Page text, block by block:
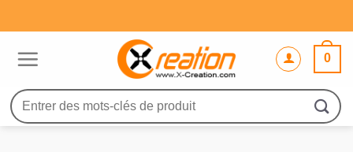
au
0
Recherche
pour :